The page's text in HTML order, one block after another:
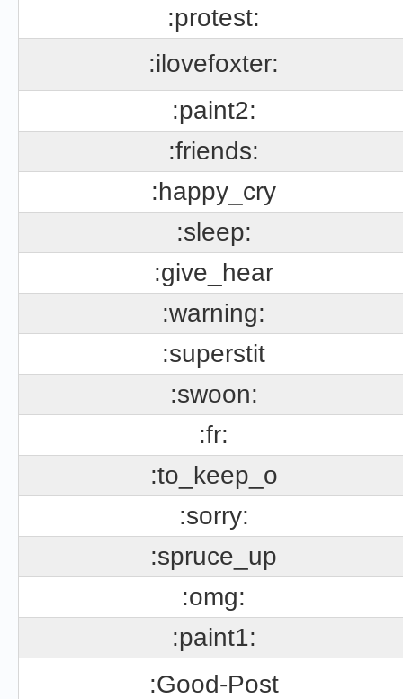
:protest:
:ilovefoxter:
:paint2:
:friends:
:happy_cry
:sleep:
:give_hear
:warning:
:superstit
:swoon:
:fr:
:to_keep_o
:sorry:
:spruce_up
:omg:
:paint1:
:Good-Post